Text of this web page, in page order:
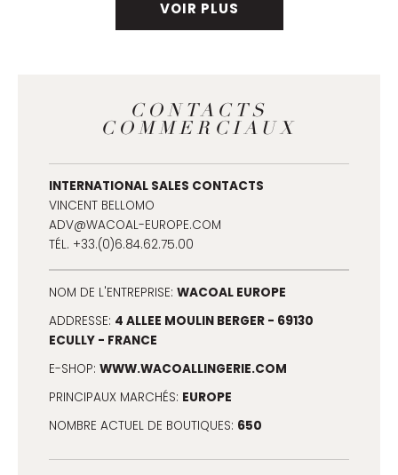
VOIR PLUS
CONTACTS
COMMERCIAUX
INTERNATIONAL SALES CONTACTS
VINCENT BELLOMO
ADV@WACOAL-EUROPE.COM
TÉL. +33.(0)6.84.62.75.00
NOM DE L'ENTREPRISE: WACOAL EUROPE
ADDRESSE: 4 ALLEE MOULIN BERGER - 69130
ECULLY - FRANCE
E-SHOP: WWW.WACOALLINGERIE.COM
PRINCIPAUX MARCHÉS: EUROPE
NOMBRE ACTUEL DE BOUTIQUES: 650